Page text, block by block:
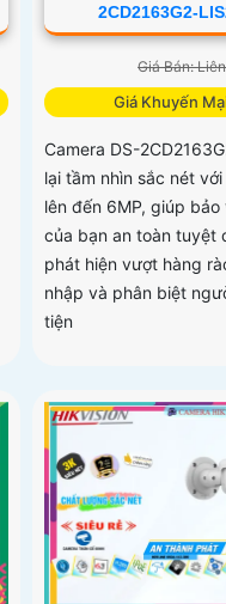
2CD2163G2-
Giá Bán:
Giá Khuyến
Camera DS-
lại tầm nhìn sắc nét
lên đến 6MP, giúp
của bạn an toàn tuyệt
phát hiện vượt hàng
nhập và phân biệt
tiện